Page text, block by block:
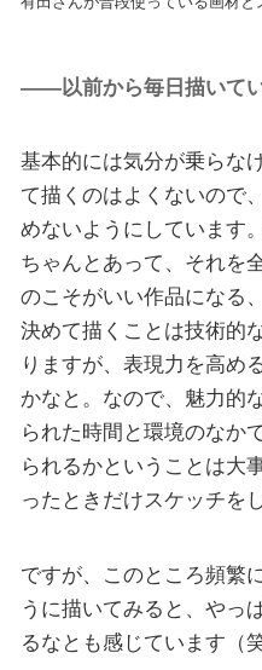
——以前から毎日描いて
基本的には気分が乗らな
て描くのはよくないので
めないようにしています
ちゃんとあって、それを
のこそがいい作品になる
決めて描くことは技術的
りますが、表現力を高め
かなと。なので、魅力的
られた時間と環境のなか
られるかということは大
ったときだけスケッチを
ですが、このところ頻繁
うに描いてみると、やっ
るなとも感じています（笑